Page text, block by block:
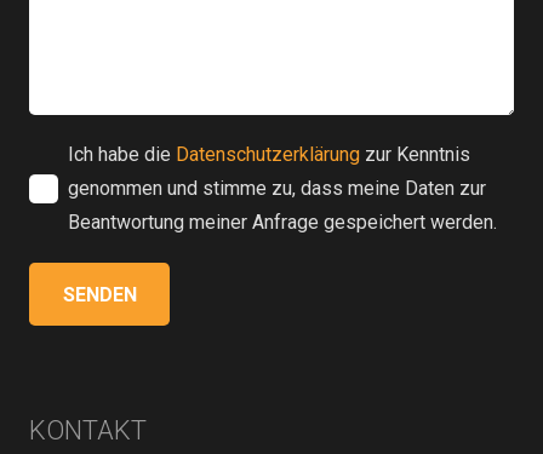
Ich habe die Datenschutzerklärung zur Kenntnis
genommen und stimme zu, dass meine Daten zur
Beantwortung meiner Anfrage gespeichert werden.
KONTAKT